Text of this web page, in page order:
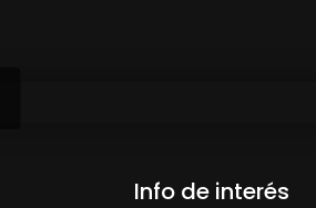
Info de interés